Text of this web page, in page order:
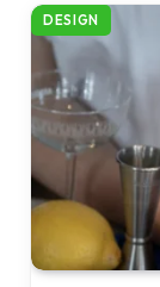
DESIGN